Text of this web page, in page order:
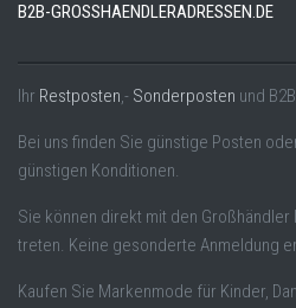
B2B-GROSSHAENDLERADRESSEN.DE
Ihr Restposten,- Sonderposten und
Bei uns finden Sie günstige Posten
günstigen Konditionen.
Sie können direkt mit den Großhändler
treten. Keine gesonderte Anmeldung
Kaufen Sie Markenmode für Kinder,